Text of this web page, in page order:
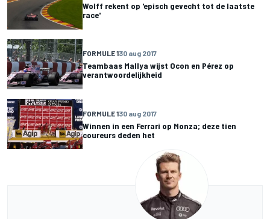
Wolff rekent op 'episch gevecht tot de laatste
race'
FORMULE 130 aug 2017
Teambaas Mallya wijst Ocon en Pérez op
verantwoordelijkheid
FORMULE 130 aug 2017
Winnen in een Ferrari op Monza; deze tien
coureurs deden het